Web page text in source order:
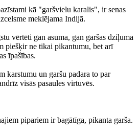
kā "garšvielu karalis", ir senas
meklējama Indijā.
vērtēti gan asuma, gan garšas dziļuma
piešķir ne tikai pikantumu, bet arī
īpašības.
karstumu un garšu padara to par
visās pasaules virtuvēs.
pipariem ir bagātīga, pikanta garša.